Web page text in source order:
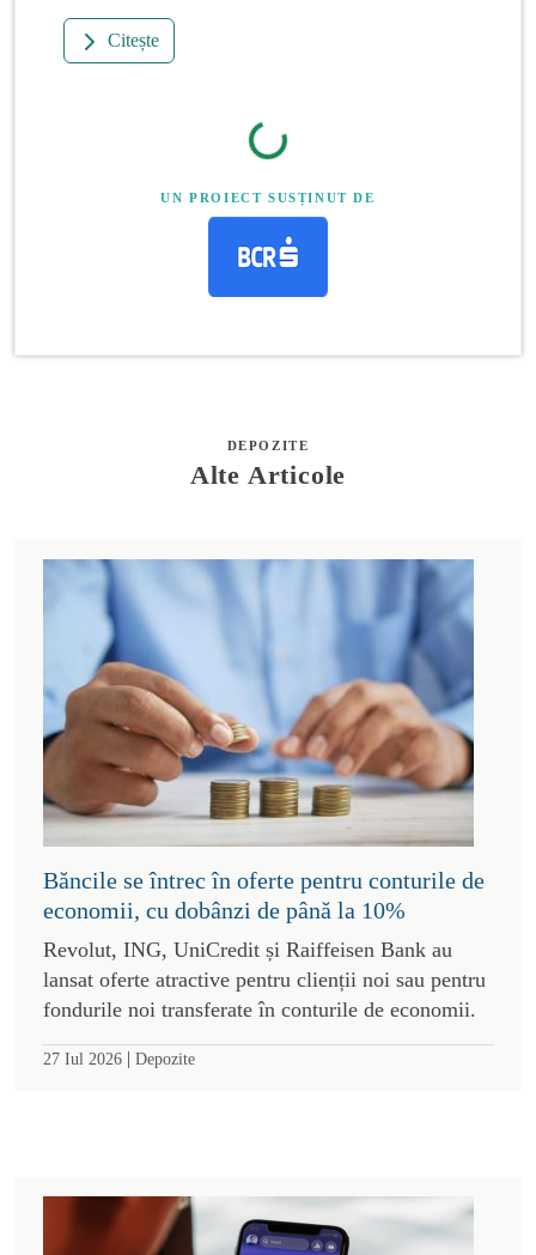
Citește
UN PROIECT SUSȚINUT DE
DEPOZITE
Alte Articole
Băncile se întrec în oferte pentru conturile de
economii, cu dobânzi de până la 10%
Revolut, ING, UniCredit și Raiffeisen Bank au
lansat oferte atractive pentru clienții noi sau pentru
fondurile noi transferate în conturile de economii.
27 Iul 2026 | Depozite